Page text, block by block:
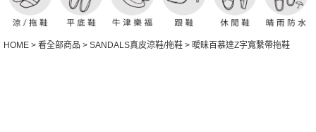
HOME > 看全部商品 > SANDALS真皮涼鞋/拖鞋 > 曖昧百慕達Z字寬繫帶拖鞋